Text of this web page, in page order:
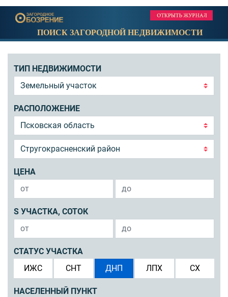
ПОИСК ЗАГОРОДНОЙ НЕДВИЖИМОСТИ
ТИП НЕДВИЖИМОСТИ
РАСПОЛОЖЕНИЕ
ЦЕНА
S УЧАСТКА, СОТОК
СТАТУС УЧАСТКА
ИЖС
СНТ ДНП ЛПХ СХ
НАСЕЛЕННЫЙ ПУНКТ